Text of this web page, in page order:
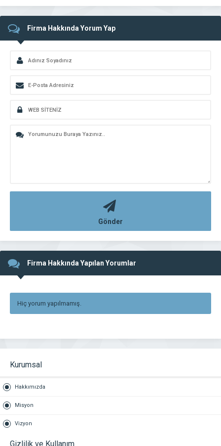
Firma Hakkında Yorum Yap
Gönder
Firma Hakkında Yapılan Yorumlar
Hiç yorum yapılmamış.
Kurumsal
Hakkımızda
Misyon
Vizyon
Gizlilik ve Kullanım